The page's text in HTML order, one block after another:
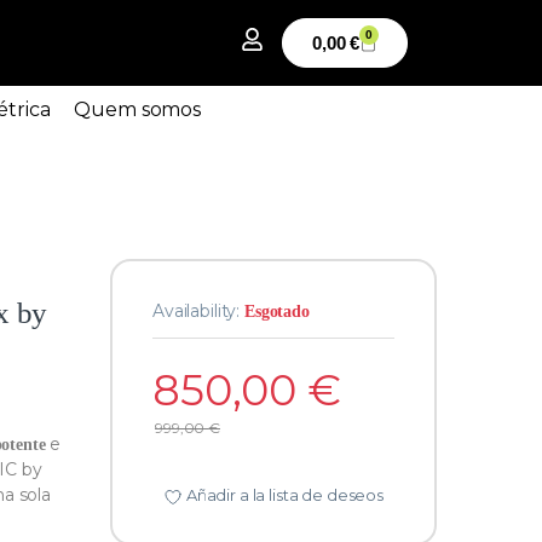
0,00€ 0
Quem somos
by
e
by
sola
Availability:Esgotado
850,00 €
999,00€
Añadir a la lista de deseos